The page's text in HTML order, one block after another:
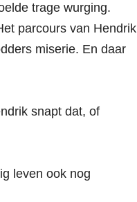
trage wurging.
parcours van Hendrik
miserie. En daar
snapt dat, of
leven ook nog